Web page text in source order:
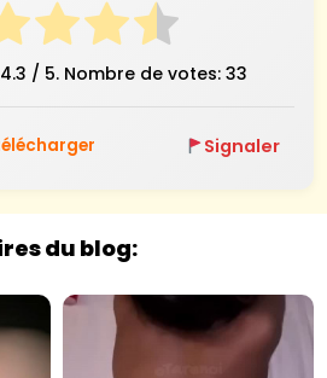
4.3 / 5. Nombre de votes: 33
Signaler
du blog: